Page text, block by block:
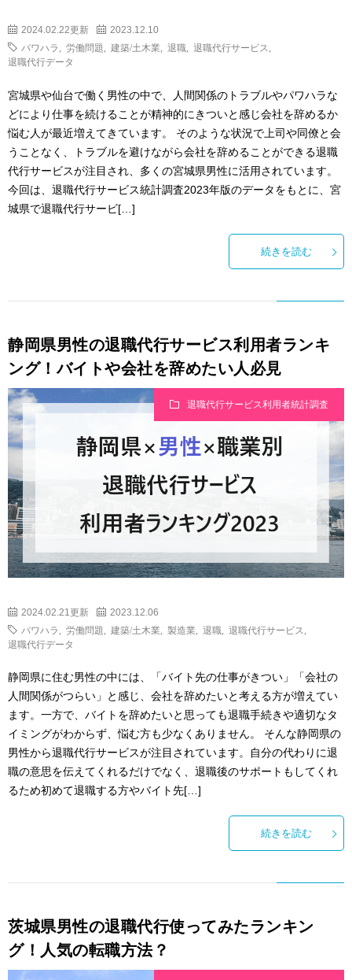
2024.02.22更新 2023.12.10
パワハラ 労働問題 建築/土木業 退職 退職代行サービス
退職代行データ
宮城県や仙台で働く男性の中で、人間関係のトラブルやパワハラな
どにより仕事を続けることが精神的にきついと感じ会社を辞めるか
悩む人が最近増えてきています。 そのような状況で上司や同僚と会
うことなく、トラブルを避けながら会社を辞めることができる退職
代行サービスが注目され、多くの宮城県男性に活用されています。
今回は、退職代行サービス統計調査2023年版のデータをもとに、宮
城県で退職代行サービ[…]
続きを読む
静岡県男性の退職代行サービス利用者ランキ
ング！バイトや会社を辞めたい人必見
退職代行サービス利用者統計調査
2024.02.21更新 2023.12.06
パワハラ 労働問題 建築/土木業 製造業 退職 退職代行サービス
退職代行データ
静岡県に住む男性の中には、「バイト先の仕事がきつい」「会社の
人間関係がつらい」と感じ、会社を辞めたいと考える方が増えてい
ます。一方で、バイトを辞めたいと思っても退職手続きや適切なタ
イミングがわからず、悩む方も少なくありません。 そんな静岡県の
男性から退職代行サービスが注目されています。自分の代わりに退
職の意思を伝えてくれるだけでなく、退職後のサポートもしてくれ
るため初めて退職する方やバイト先[…]
続きを読む
茨城県男性の退職代行使ってみたランキン
グ！人気の転職方法？